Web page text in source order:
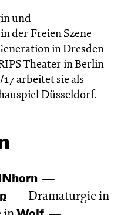
und
der Freien Szene
in Dresden
Theater in Berlin
arbeitet sie als
Düsseldorf.
Dramaturgie in